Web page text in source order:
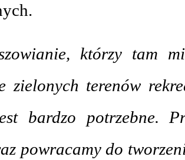
którzy tam
zielonych terenów
bardzo potrzebne.
powracamy do